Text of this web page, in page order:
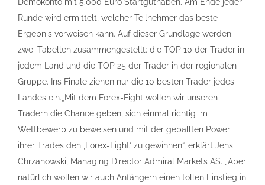
Runde wird ermittelt, welcher Teilnehmer das beste
Ergebnis vorweisen kann. Auf dieser Grundlage werden
zwei Tabellen zusammengestellt: die TOP 10 der Trader in
jedem Land und die TOP 25 der Trader in der regionalen
Gruppe. Ins Finale ziehen nur die 10 besten Trader jedes
Landes ein.„Mit dem Forex-Fight wollen wir unseren
Tradern die Chance geben, sich einmal richtig im
Wettbewerb zu beweisen und mit der geballten Power
ihrer Trades den ‚Forex-Fight‘ zu gewinnen“, erklärt Jens
Chrzanowski, Managing Director Admiral Markets AS. „Aber
natürlich wollen wir auch Anfängern einen tollen Einstieg in